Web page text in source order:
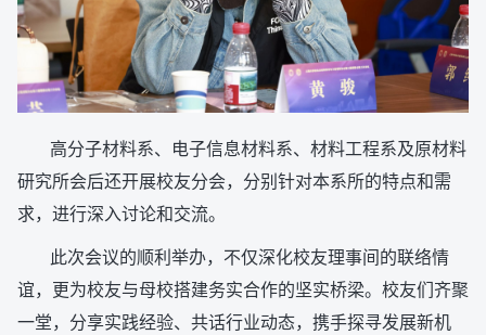
高分子材料系、电子信息材料系、材料工程系及原材料
研究所会后还开展校友分会，分别针对本系所的特点和需
求，进行深入讨论和交流。
此次会议的顺利举办，不仅深化校友理事间的联络情
谊，更为校友与母校搭建务实合作的坚实桥梁。校友们齐聚
一堂，分享实践经验、共话行业动态，携手探寻发展新机